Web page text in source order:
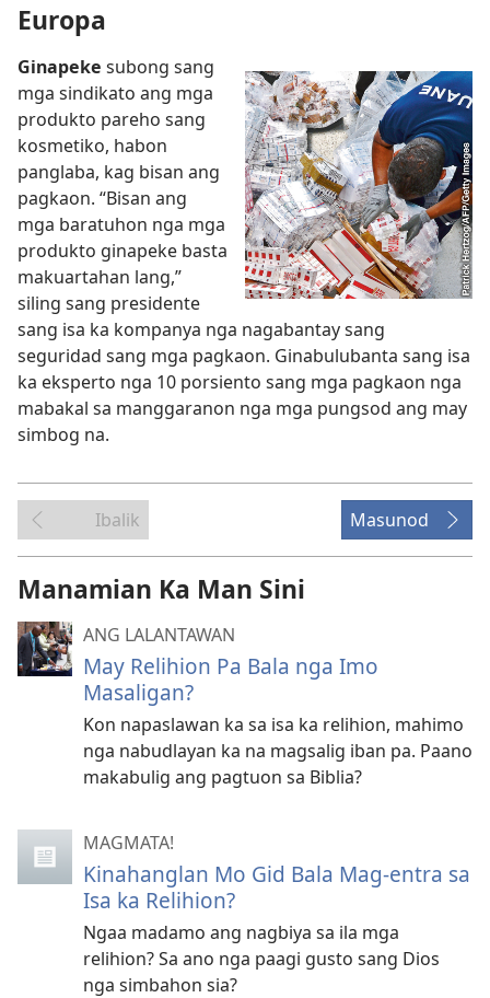
Europa
Ginapeke subong sang
mga sindikato ang mga
produkto pareho sang
kosmetiko, habon
panglaba, kag bisan ang
pagkaon. “Bisan ang
mga baratuhon nga mga
produkto ginapeke basta
makuartahan lang,”
siling sang presidente
sang isa ka kompanya nga nagabantay sang
seguridad sang mga pagkaon. Ginabulubanta sang isa
ka eksperto nga 10 porsiento sang mga pagkaon nga
mabakal sa manggaranon nga mga pungsod ang may
simbog na.
Ibalik Masunod
Manamian Ka Man Sini
ANG LALANTAWAN
May Relihion Pa Bala nga Imo
Masaligan?
Kon napaslawan ka sa isa ka relihion, mahimo
nga nabudlayan ka na magsalig iban pa. Paano
makabulig ang pagtuon sa Biblia?
MAGMATA!
Kinahanglan Mo Gid Bala Mag-entra sa
Isa ka Relihion?
Ngaa madamo ang nagbiya sa ila mga
relihion? Sa ano nga paagi gusto sang Dios
nga simbahon sia?